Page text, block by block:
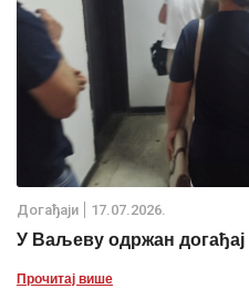
Дoгађаjи 17.07.2026.
У Ваљеву одржан догађај
Прочитај више